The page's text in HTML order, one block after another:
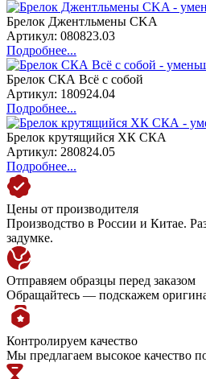
Брелок Джентльмены CKA
Артикул: 080823.03
Подробнее...
Брелок СКА Всё с собой
Артикул: 180924.04
Подробнее...
Брелок крутящийся ХК СКА
Артикул: 280824.05
Подробнее...
Цены от производителя
Производство в России и Китае.
задумке.
Отправяем образцы перед заказом
Обращайтесь — подскажем
Контролируем качество
Мы предлагаем высокое качество